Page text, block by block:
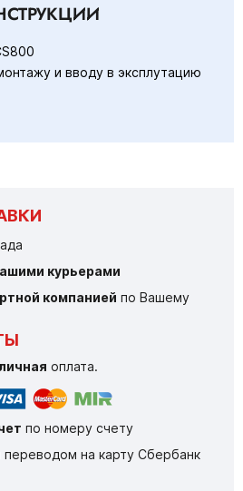
и вводу в эксплутацию
курьерами
компанией по Вашему
оплата.
по номеру счету
переводом на карту Сбербанк